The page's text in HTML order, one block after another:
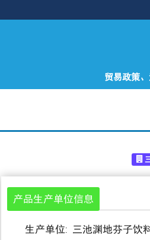
贸易政策
产品生产单位信息
生产单位: 三池渊地芬子饮